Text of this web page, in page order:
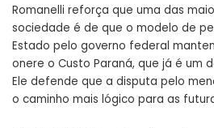
Romanelli reforça que uma das
sociedade é de que o modelo de
Estado pelo governo federal
onere o Custo Paraná, que já é um
Ele defende que a disputa pelo
o caminho mais lógico para as